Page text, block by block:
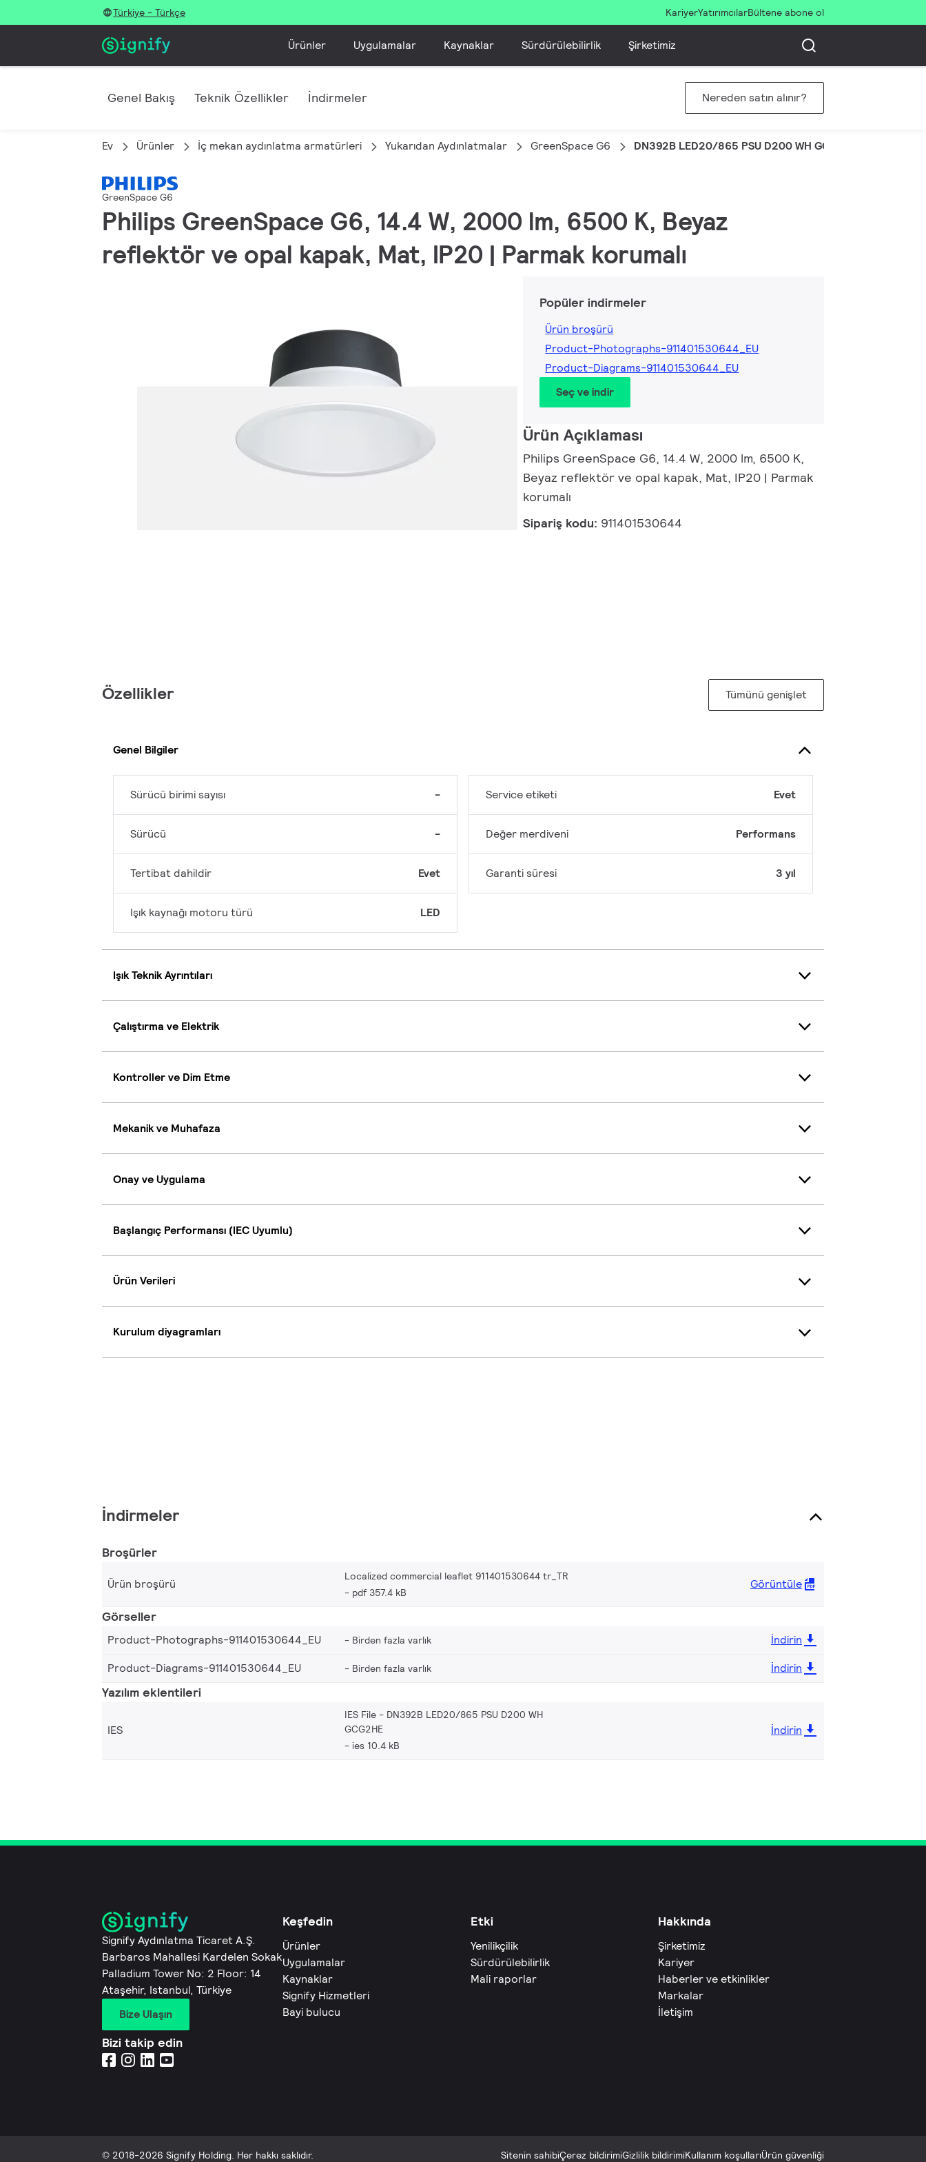
Türkiye - Türkçe KariyerYatırımcılarBültene abone ol
Ürünler Uygulamalar Kaynaklar Sürdürülebilirlik Şirketimiz
Genel Bakış Teknik Özellikler İndirmeler Nereden satın alınır?
Ev Ürünler İç mekan aydınlatma armatürleri Yukarıdan Aydınlatmalar GreenSpace G6 DN392B LED20/865 PSU D200 WH GCG2HE
GreenSpace G6
Philips GreenSpace G6, 14.4 W, 2000 lm, 6500 K, Beyaz
reflektör ve opal kapak, Mat, IP20 | Parmak korumalı
Popüler indirmeler
Ürün broşürü
Product-Photographs-911401530644_EU
Product-Diagrams-911401530644_EU
Seç ve indir
Ürün Açıklaması
Philips GreenSpace G6, 14.4 W, 2000 lm, 6500 K,
Beyaz reflektör ve opal kapak, Mat, IP20 | Parmak
korumalı
Sipariş kodu: 911401530644
Özellikler Tümünü genişlet
Genel Bilgiler
Sürücü birimi sayısı -
Sürücü -
Tertibat dahildir Evet
Işık kaynağı motoru türü LED
Service etiketi Evet
Değer merdiveni Performans
Garanti süresi 3 yıl
Işık Teknik Ayrıntıları
Çalıştırma ve Elektrik
Kontroller ve Dim Etme
Mekanik ve Muhafaza
Onay ve Uygulama
Başlangıç Performansı (IEC Uyumlu)
Ürün Verileri
Kurulum diyagramları
İndirmeler
Broşürler
Ürün broşürü
Localized commercial leaflet 911401530644 tr_TR
pdf 357.4 kB
Görüntüle
Görseller
Product-Photographs-911401530644_EU Birden fazla varlık
İndirin
Product-Diagrams-911401530644_EU
Birden fazla varlık İndirin
Yazılım eklentileri
IES
IES File - DN392B LED20/865 PSU D200 WH
GCG2HE
ies 10.4 kB
İndirin
Signify Aydınlatma Ticaret A.Ş.
Barbaros Mahallesi Kardelen Sokak
Palladium Tower No: 2 Floor: 14
Ataşehir, Istanbul, Türkiye
Bize Ulaşın
Bizi takip edin
Keşfedin
Ürünler
Uygulamalar
Kaynaklar
Signify Hizmetleri
Bayi bulucu
Etki
Yenilikçilik
Sürdürülebilirlik
Mali raporlar
Hakkında
Şirketimiz
Kariyer
Haberler ve etkinlikler
Markalar
İletişim
© 2018-2026 Signify Holding. Her hakkı saklıdır. Sitenin sahibiÇerez bildirimiGizlilik bildirimiKullanım koşullarıÜrün güvenliği